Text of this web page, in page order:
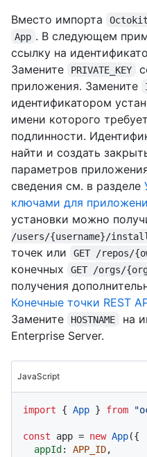
Вместо импорта
Octokit
App . В следующем
ссылку на
Замените
PRIVATE_KEY
приложения. Замените
идентификатором
имени которого
подлинности.
найти и создать
параметров
сведения см. в разделе
ключами для
установки можно
/users/{username}/
точек или
GET /repos/
конечных GET /orgs/
получения
Конечные точки REST
Замените
HOSTNAME
на
Enterprise Server.
JavaScript
import { App } from
const app = new App({
appId: APP_ID,